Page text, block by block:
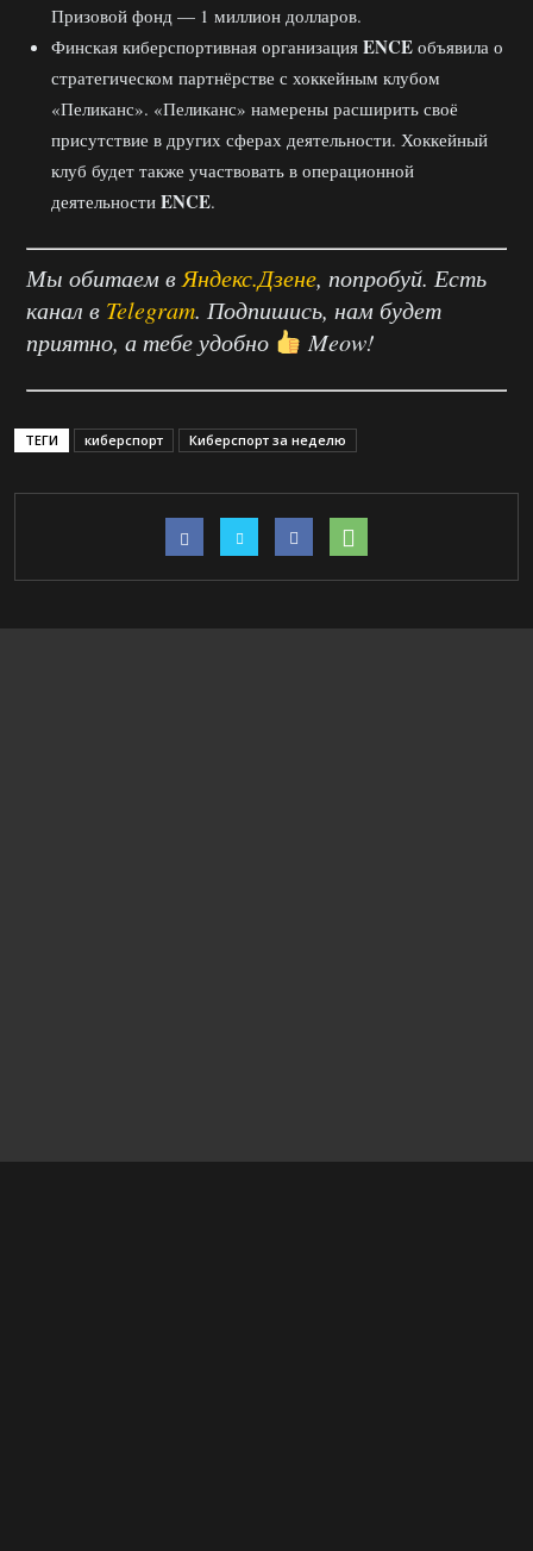
Призовой фонд — 1 миллион долларов.
Финская киберспортивная организация ENCE объявила о
стратегическом партнёрстве с хоккейным клубом
«Пеликанс». «Пеликанс» намерены расширить своё
присутствие в других сферах деятельности. Хоккейный
клуб будет также участвовать в операционной
деятельности ENCE.
Мы обитаем в Яндекс.Дзене, попробуй. Есть
канал в Telegram. Подпишись, нам будет
приятно, а тебе удобно
Meow!
ТЕГИ киберспорт Киберспорт за неделю